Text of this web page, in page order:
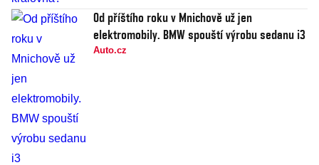
Od příštího roku v Mnichově už jen
elektromobily. BMW spouští výrobu sedanu i3
Auto.cz